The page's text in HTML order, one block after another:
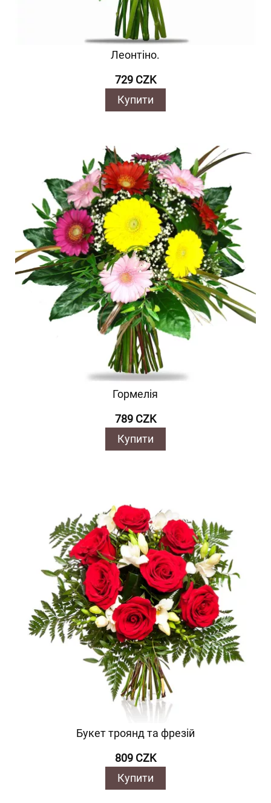
Леонтіно.
729 CZK
Купити
Гормелія
789 CZK
Купити
Букет троянд та фрезій
809 CZK
Купити